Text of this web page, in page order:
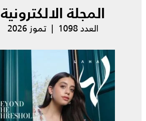
المجلة الالكترونية
العدد 1098 | تموز 2026